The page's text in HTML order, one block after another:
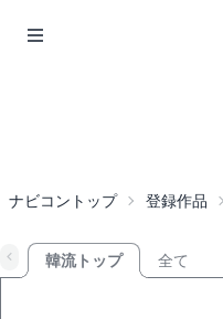
ナビコントップ 登録作品
韓流トップ 全て